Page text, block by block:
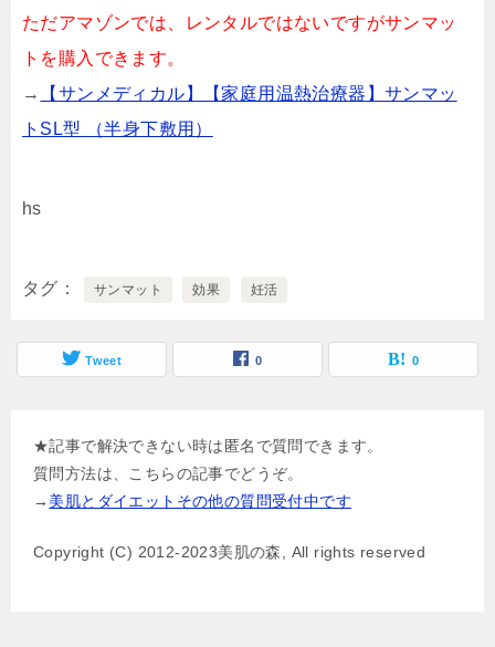
ただアマゾンでは、レンタルではないですがサンマッ
トを購入できます。
→
【サンメディカル】【家庭用温熱治療器】サンマッ
トSL型 （半身下敷用）
hs
タグ サンマット 効果 妊活
Tweet 0 0
★記事で解決できない時は匿名で質問できます。
質問方法は、こちらの記事でどうぞ。
→ 美肌とダイエットその他の質問受付中です
Copyright (C) 2012-2023美肌の森, All rights reserved